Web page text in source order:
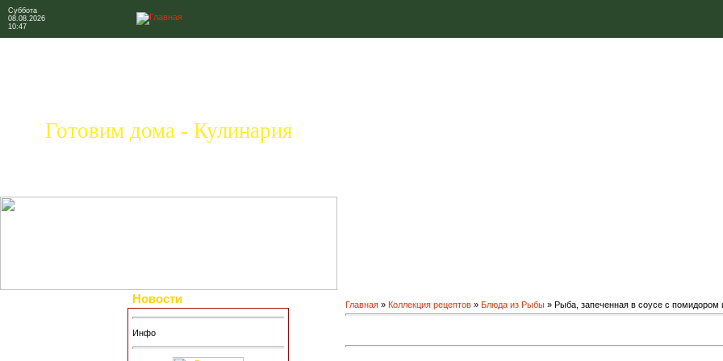
Суббота
08.08.2026
10:47
Готовим дома - Кулинария
Новости
Инфо
Главная » Коллекция рецептов » Блюда из Рыбы » Рыба, запеченная в соусе с помидором